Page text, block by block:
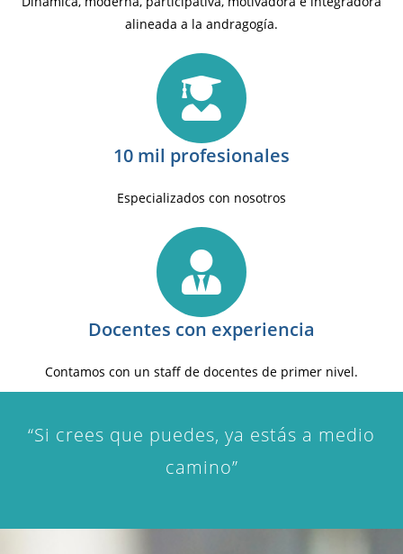
alineada a la andragogía.
10 mil profesionales
Especializados con nosotros
Docentes con experiencia
Contamos con un staff de docentes de primer nivel.
“Si crees que puedes, ya estás a medio
camino”